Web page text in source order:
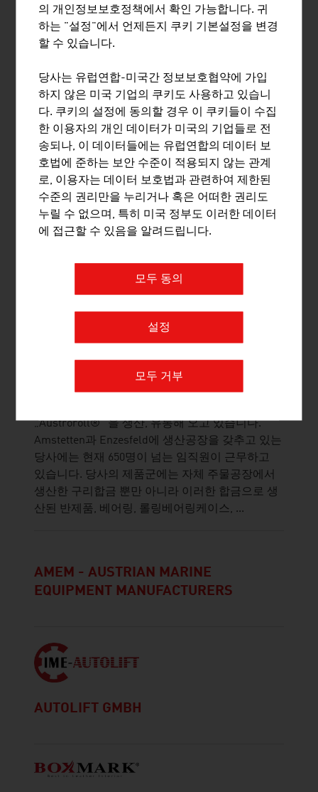
VOESTALPINE RAILWAY SYSTEMS
GMBH
voestalpine Railway Systems사는 철도 인프라 부
문에 있어 세계 최고의 시스템 솔루션 제공업체로
서 철도, 스위치, 신호 및 모니터링 애플리케이션
을 위한 고품질 제품, 물류 및 서비스를 제공합니
다.
을 통해 철도분기기용 롤링 장치의 표준을 세워 나
가고 있습니다. WAG사는 25년이 넘는 시간 동안
„Austroroll®“ 을 생산, 유통해 오고 있습니다.
Amstetten과 Enzesfeld에 생산공장을 갖추고 있는
당사에는 현재 650명이 넘는 임직원이 근무하고
있습니다. 당사의 제품군에는 자체 주물공장에서
생산한 구리합금 뿐만 아니라 이러한 합금으로 생
산된 반제품, 베어링, 롤링베어링케이스, ...
AMEM - AUSTRIAN MARINE
EQUIPMENT MANUFACTURERS
AUTOLIFT GMBH
의 개인정보보호정책에서 확인 가능합니다. 귀
하는 "설정"에서 언제든지 쿠키 기본설정을 변경
할 수 있습니다.
당사는 유럽연합-미국간 정보보호협약에 가입
하지 않은 미국 기업의 쿠키도 사용하고 있습니
다. 쿠키의 설정에 동의할 경우 이 쿠키들이 수집
한 이용자의 개인 데이터가 미국의 기업들로 전
송되나, 이 데이터들에는 유럽연합의 데이터 보
호법에 준하는 보안 수준이 적용되지 않는 관계
로, 이용자는 데이터 보호법과 관련하여 제한된
수준의 권리만을 누리거나 혹은 어떠한 권리도
누릴 수 없으며, 특히 미국 정부도 이러한 데이터
에 접근할 수 있음을 알려드립니다.
모두 동의
설정
모두 거부